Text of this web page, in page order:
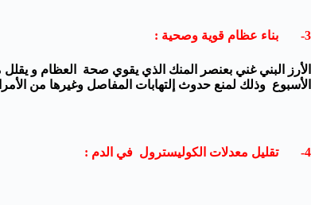
3- بناء عظام قوية وصحية :
الأرز البني غني بعنصر المنك الذي يقوي صحة العظام و
الأسبوع وذلك لمنع حدوث إلتهابات المفاصل وغيرها من
4- تقليل معدلات الكوليسترول في الدم :